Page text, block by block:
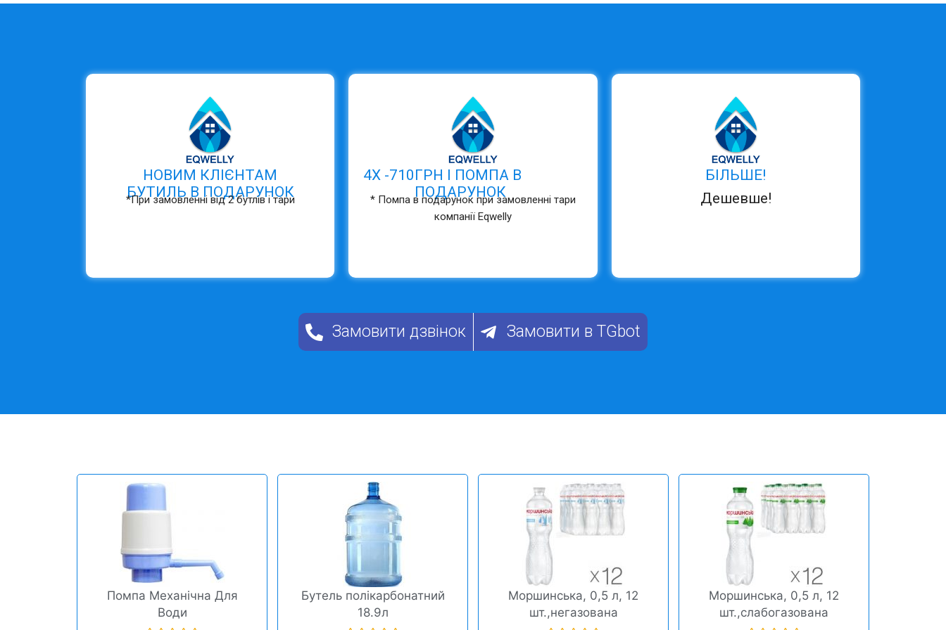
НОВИМ КЛІЄНТАМ
БУТИЛЬ В ПОДАРУНОК
*При замовленні від 2 бутлів і тари
4Х -710ГРН І ПОМПА В
ПОДАРУНОК
* Помпа в подарунок при замовленні тари
компанії Eqwelly
БІЛЬШЕ!
Дешевше!
Замовити дзвінок Замовити в TGbot
Помпа Механічна Для
Води
Бутель полікарбонатний
18.9л
Моршинська, 0,5 л, 12
шт.,негазована
Моршинська, 0,5 л, 12
шт.,слабогазована